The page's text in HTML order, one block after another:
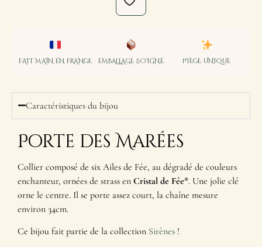
FAIT MAIN EN FRANCE EMBALLAGE SOIGNÉ PIÈCE UNIQUE
Caractéristiques du bijou
Porte des Marées
Collier composé de six Ailes de Fée, au dégradé de couleurs
enchanteur, ornées de strass en Cristal de Fée*. Une jolie clé
orne le centre. Il se porte assez court, la chaîne mesure
environ 34cm.
Ce bijou fait partie de la collection Sirènes !